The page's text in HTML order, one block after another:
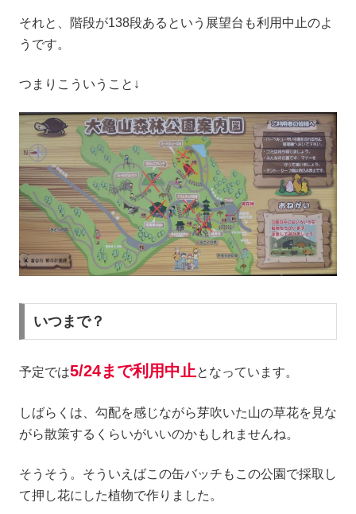
それと、階段が138段あるという展望台も利用中止のよ
うです。
つまりこういうこと↓
いつまで？
予定では5/24まで利用中止となっています。
しばらくは、勾配を感じながら芽吹いた山の草花を見な
がら散策するくらいがいいのかもしれませんね。
そうそう。そういえばこの缶バッチもこの公園で採取し
て押し花にした植物で作りました。